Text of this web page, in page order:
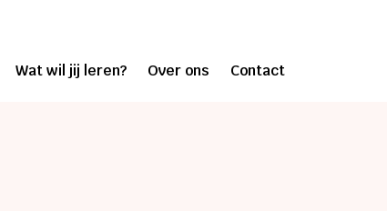
Wat wil jij leren? Over ons Contact